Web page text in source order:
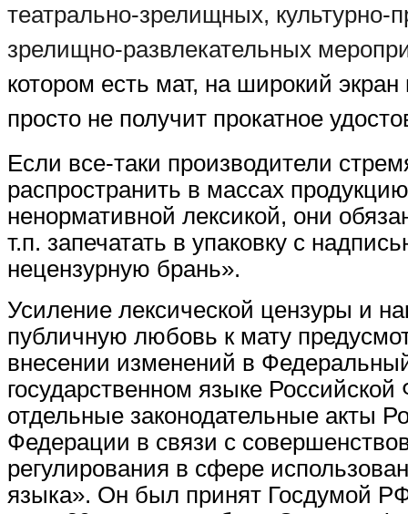
театрально-зрелищных, культурно-
зрелищно-развлекательных
котором есть мат, на широкий экран
просто не получит прокатное
Если все-таки производители
распространить в массах
ненормативной лексикой, они
т.п. запечатать в упаковку с
нецензурную брань».
Усиление лексической цензуры и
публичную любовь к мату
внесении изменений в
государственном языке
отдельные законодательные акты
Федерации в связи с
регулирования в сфере
языка». Он был принят Госдумой